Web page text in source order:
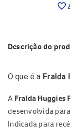
favorite_border
Descrição do
O que é a Fralda
A Fralda Huggies
desenvolvida
Indicada para